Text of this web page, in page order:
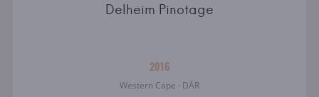
Delheim Pinotage
2016
Western Cape · DĀR